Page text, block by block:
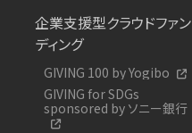
企業支援型クラウドファン
ディング
GIVING 100 by Yogibo
GIVING for SDGs
sponsored by ソニー銀行